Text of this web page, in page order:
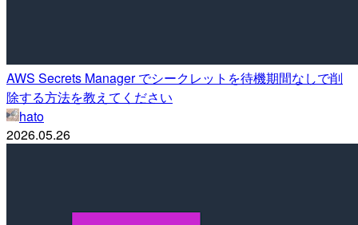
AWS Secrets Manager でシークレットを待機期間なしで削
除する方法を教えてください
hato
2026.05.26